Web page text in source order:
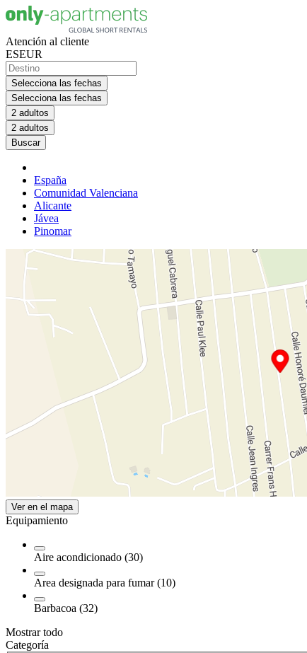
Atención al cliente
ESEUR
Selecciona las fechas
Selecciona las fechas
2 adultos
2 adultos
Buscar
España
Comunidad Valenciana
Alicante
Jávea
Pinomar
Ver en el mapa
Equipamiento
Aire acondicionado (30)
Area designada para fumar (10)
Barbacoa (32)
Mostrar todo
Categoría